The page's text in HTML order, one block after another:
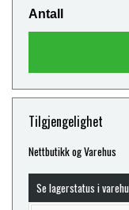
Antall
Tilgjengelighet
Nettbutikk og Varehus
Se lagerstatus i